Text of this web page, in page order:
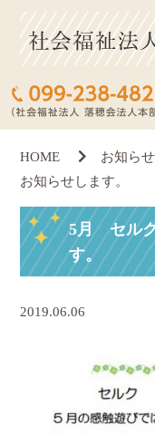
HOME お知ら
お知らせします。
5月 セル
す。
2019.06.06